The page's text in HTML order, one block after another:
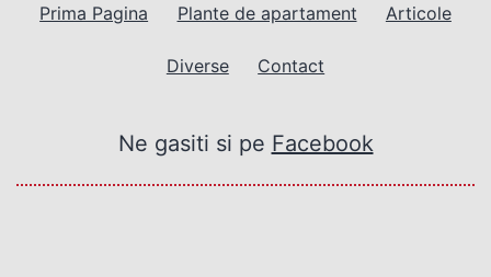
Prima Pagina Plante de apartament Articole
Diverse Contact
Ne gasiti si pe Facebook